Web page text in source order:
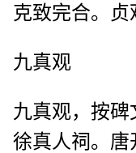
克致完合。贞
九真观
九真观，按
徐真人祠。唐